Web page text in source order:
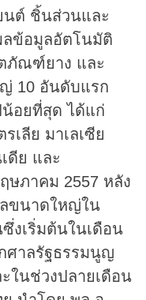
นต์ ชิ้นส่วนและ
ลข้อมูลอัตโนมัติ
ภัณฑ์ยาง และ
ญ่ 10 อันดับแรก
น้อยที่สุด ได้แก่
เลีย มาเลเซีย
ดีย และ
ษภาคม 2557 หลัง
ขนาดใหญ่ใน
ซึ่งเริ่มต้นในเดือน
ศาลรัฐธรรมนูญ
ในช่วงปลายเดือน